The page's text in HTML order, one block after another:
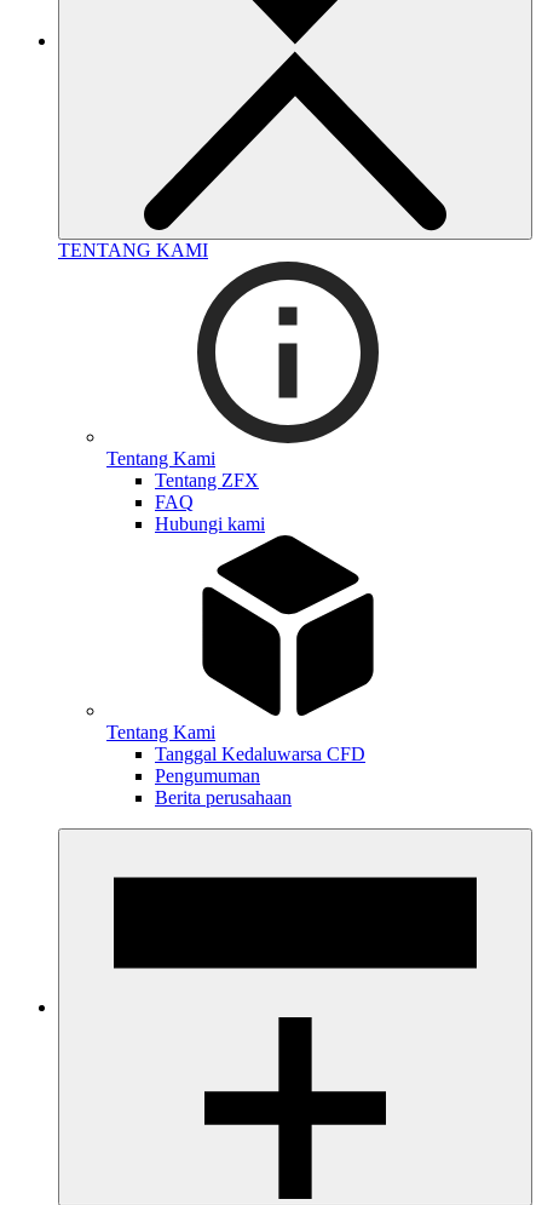
TENTANG KAMI
Tentang Kami
Tentang ZFX
FAQ
Hubungi kami
Tentang Kami
Tanggal Kedaluwarsa CFD
Pengumuman
Berita perusahaan